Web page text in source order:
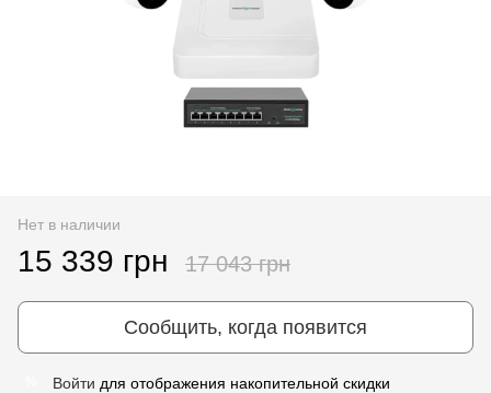
Нет в наличии
15 339 грн 17 043 грн
Сообщить, когда появится
Войти для отображения накопительной скидки